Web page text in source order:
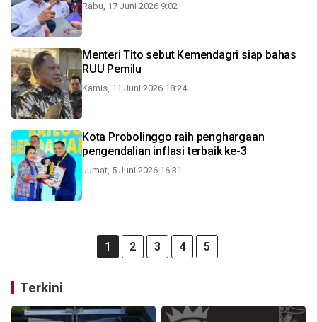
Rabu, 17 Juni 2026 9:02
Menteri Tito sebut Kemendagri siap bahas
RUU Pemilu
Kamis, 11 Juni 2026 18:24
Kota Probolinggo raih penghargaan
pengendalian inflasi terbaik ke-3
Jumat, 5 Juni 2026 16:31
1 2 3 4 5
Terkini